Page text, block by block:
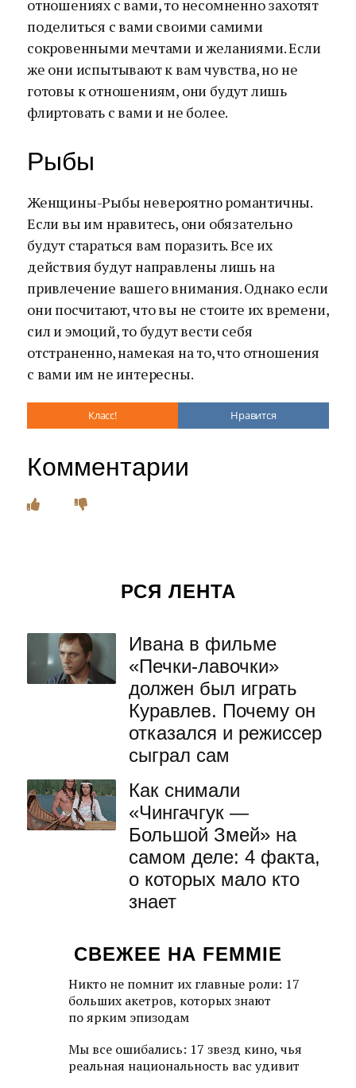
отношениях с вами, то несомненно захотят
поделиться с вами своими самими
сокровенными мечтами и желаниями. Если
же они испытывают к вам чувства, но не
готовы к отношениям, они будут лишь
флиртовать с вами и не более.
Рыбы
Женщины-Рыбы невероятно романтичны.
Если вы им нравитесь, они обязательно
будут стараться вам поразить. Все их
действия будут направлены лишь на
привлечение вашего внимания. Однако если
они посчитают, что вы не стоите их времени,
сил и эмоций, то будут вести себя
отстраненно, намекая на то, что отношения
с вами им не интересны.
Класс! Нравится
Комментарии
РСЯ ЛЕНТА
Ивана в фильме
«Печки-лавочки»
должен был играть
Куравлев. Почему он
отказался и режиссер
сыграл сам
Как снимали
«Чингачгук —
Большой Змей» на
самом деле: 4 факта,
о которых мало кто
знает
СВЕЖЕЕ НА FEMMIE
Никто не помнит их главные роли: 17
больших акетров, которых знают
по ярким эпизодам
Мы все ошибались: 17 звезд кино, чья
реальная национальность вас удивит